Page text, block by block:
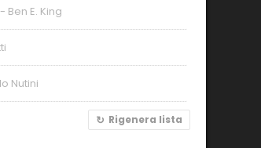
- Ben E. King
Nutini
Rigenera lista